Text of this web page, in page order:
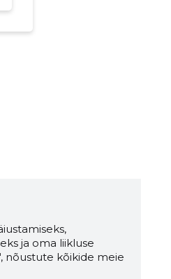
ja oma liikluse
nõustute kõikide meie